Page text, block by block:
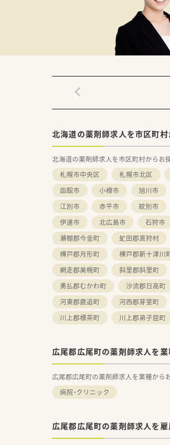
北海道の薬剤師求人を市区町村
北海道の薬剤師求人を市区町村からお
札幌市中央区
札幌市北区
函館市
小樽市 旭川市
江別市
赤平市 紋別市
伊達市
北広島市 石狩市
瀬棚郡今金町
虻田郡真狩村
樺戸郡月形町
樺戸郡新十津川
網走郡美幌町
斜里郡斜里町
勇払郡むかわ町
沙流郡日高町
河東郡鹿追町
河西郡芽室町
川上郡標茶町
川上郡弟子屈町
広尾郡広尾町の薬剤師求人を
広尾郡広尾町の薬剤師求人を業種から
病院・クリニック
広尾郡広尾町の薬剤師求人を